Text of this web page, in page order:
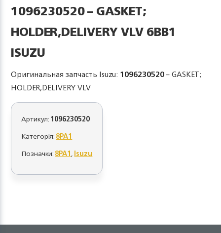
1096230520 – GASKET;
HOLDER,DELIVERY VLV 6BB1
ISUZU
Оригинальная запчасть Isuzu: 1096230520– GASKET;
HOLDER,DELIVERY VLV
Артикул:1096230520
Категорія:8PA1
Позначки:8PA1,Isuzu